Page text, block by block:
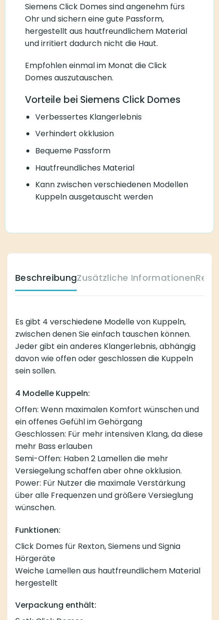
Siemens Click Domes sind angenehm fürs
Ohr und sichern eine gute Passform,
hergestellt aus hautfreundlichem Material
und irritiert dadurch nicht die Haut.
Empfohlen einmal im Monat die Click
Domes auszutauschen.
Vorteile bei Siemens Click Domes
Verbessertes Klangerlebnis
Verhindert okklusion
Bequeme Passform
Hautfreundliches Material
Kann zwischen verschiedenen Modellen
Kuppeln ausgetauscht werden
BeschreibungZusätzliche Informationen
Es gibt 4 verschiedene Modelle von Kuppeln,
zwischen denen Sie einfach tauschen können.
Jeder gibt ein anderes Klangerlebnis, abhängig
davon wie offen oder geschlossen die Kuppeln
sein sollen.
4 Modelle Kuppeln:
Offen: Wenn maximalen Komfort wünschen und
ein offenes Gefühl im Gehörgang
Geschlossen: Für mehr intensiven Klang, da diese
mehr Bass erlauben
Semi-Offen: Haben 2 Lamellen die mehr
Versiegelung schaffen aber ohne okklusion.
Power: Für Nutzer die maximale Verstärkung
über alle Frequenzen und größere Versieglung
wünschen.
Funktionen:
Click Domes für Rexton, Siemens und Signia
Hörgeräte
Weiche Lamellen aus hautfreundlichem Material
hergestellt
Verpackung enthält: